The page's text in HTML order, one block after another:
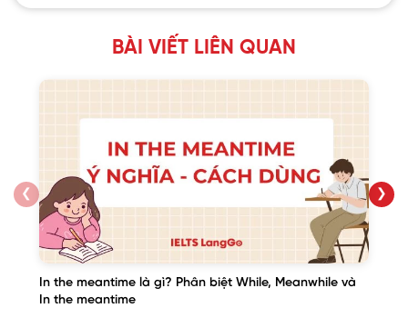
BÀI VIẾT LIÊN QUAN
❮
In the meantime là gì? Phân biệt While, Meanwhile và
In the meantime
❯